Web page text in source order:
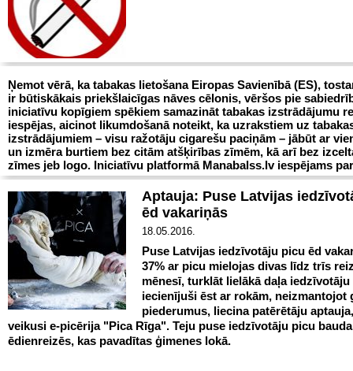
Ņemot vērā, ka tabakas lietošana Eiropas Savienībā (ES),
ir būtiskākais priekšlaicīgas nāves cēlonis, vēršos pie
iniciatīvu kopīgiem spēkiem samazināt tabakas izstrādājumu
iespējas, aicinot likumdošanā noteikt, ka uzrakstiem uz
izstrādājumiem – visu ražotāju cigarešu paciņām – jābūt ar
un izmēra burtiem bez citām atšķirības zīmēm, kā arī bez
zīmes jeb logo. Iniciatīvu platformā Manabalss.lv iespējams
Aptauja: Puse Latvijas
ēd vakariņās
18.05.2016.
Puse Latvijas iedzīvotāju picu ēd
37% ar picu mielojas divas līdz trīs
mēnesī, turklāt lielākā daļa
iecienījuši ēst ar rokām, neizmantojot
piederumus, liecina patērētāju
veikusi e-picērija "Pica Rīga". Teju puse iedzīvotāju picu bauda
ēdienreizēs, kas pavadītas ģimenes lokā.